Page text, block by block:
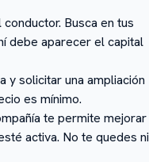
Busca en tus
debe aparecer el capital
y solicitar una ampliación
es mínimo.
te permite mejorar
activa. No te quedes ni